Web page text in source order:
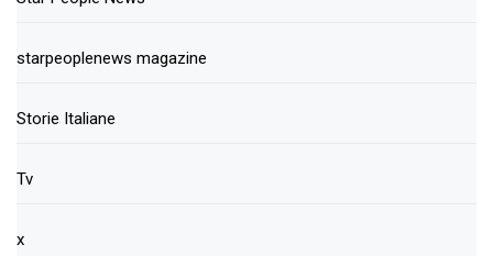
starpeoplenews magazine
Storie Italiane
Tv
x